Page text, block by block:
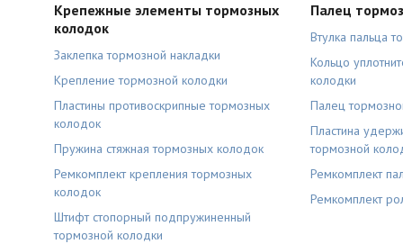
Крепежные элементы тормозных
колодок
Заклепка тормозной накладки
Крепление тормозной колодки
Пластины противоскрипные тормозных
колодок
Пружина стяжная тормозных колодок
Ремкомплект крепления тормозных
колодок
Штифт стопорный подпружиненный
тормозной колодки
Палец
Втулка пальца
Кольцо
колодки
Палец
Пластина
тормозной
Ремкомплект
Ремкомплект